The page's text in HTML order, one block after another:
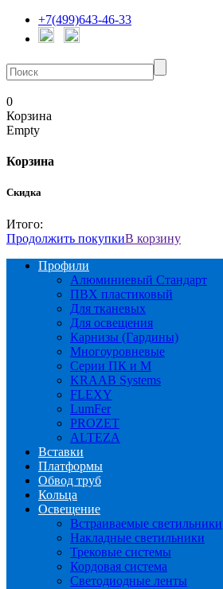
+7(499)643-46-33
0
Корзина
Empty
Корзина
Скидка
Итого:
Продолжить покупкиВ корзину
Профили
Алюминиевый Стандарт
ПВХ пластиковый
Для тканевых
Для освещения
Карнизы (Гардины)
Многоуровневые
Серии ПК и М
KRAAB Systems
FLEXY
LumFer
PROZET
ALTEZA
Вставки
Платформы
Обвод труб
Кольца
Освещение
Встраиваемые светильники
Накладные светильники
Трековые системы
Кордовая система
Светодиодные ленты